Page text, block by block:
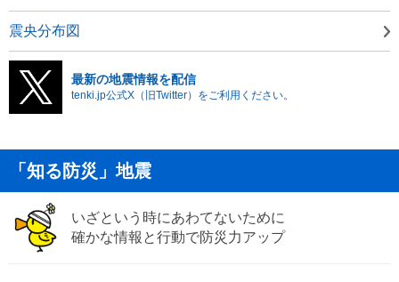
震央分布図
最新の地震情報を配信
tenki.jp公式X（旧Twitter）をご利用ください。
「知る防災」地震
いざという時にあわてないために
確かな情報と行動で防災力アップ